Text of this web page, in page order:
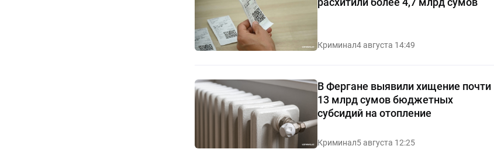
Криминал4 августа 14:49
В Фергане выявили хищение почти
13 млрд сумов бюджетных
субсидий на отопление
Криминал5 августа 12:25